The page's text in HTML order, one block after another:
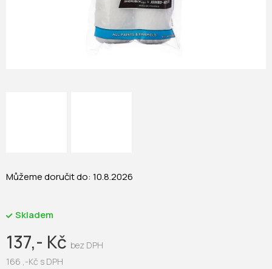
137,- Kč
166 ,-Kč s DPH
Skladem
Můžeme doručit do: 10.8.2026